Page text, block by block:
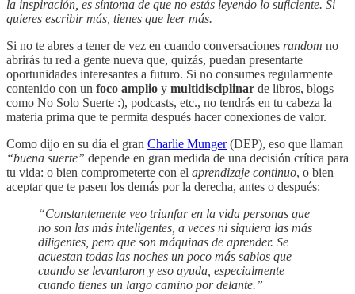
la inspiración, es síntoma de que no estás leyendo lo suficiente. Si
quieres escribir más, tienes que leer más.
Si no te abres a tener de vez en cuando conversaciones random no
abrirás tu red a gente nueva que, quizás, puedan presentarte
oportunidades interesantes a futuro. Si no consumes regularmente
contenido con un foco amplio y multidisciplinar de libros, blogs
como No Solo Suerte :), podcasts, etc., no tendrás en tu cabeza la
materia prima que te permita después hacer conexiones de valor.
Como dijo en su día el gran Charlie Munger(DEP), eso que llaman
“buena suerte” depende en gran medida de una decisión crítica para
tu vida: o bien comprometerte con el aprendizaje continuo, o bien
aceptar que te pasen los demás por la derecha, antes o después:
“Constantemente veo triunfar en la vida personas que
no son las más inteligentes, a veces ni siquiera las más
diligentes, pero que son máquinas de aprender. Se
acuestan todas las noches un poco más sabios que
cuando se levantaron y eso ayuda, especialmente
cuando tienes un largo camino por delante.”